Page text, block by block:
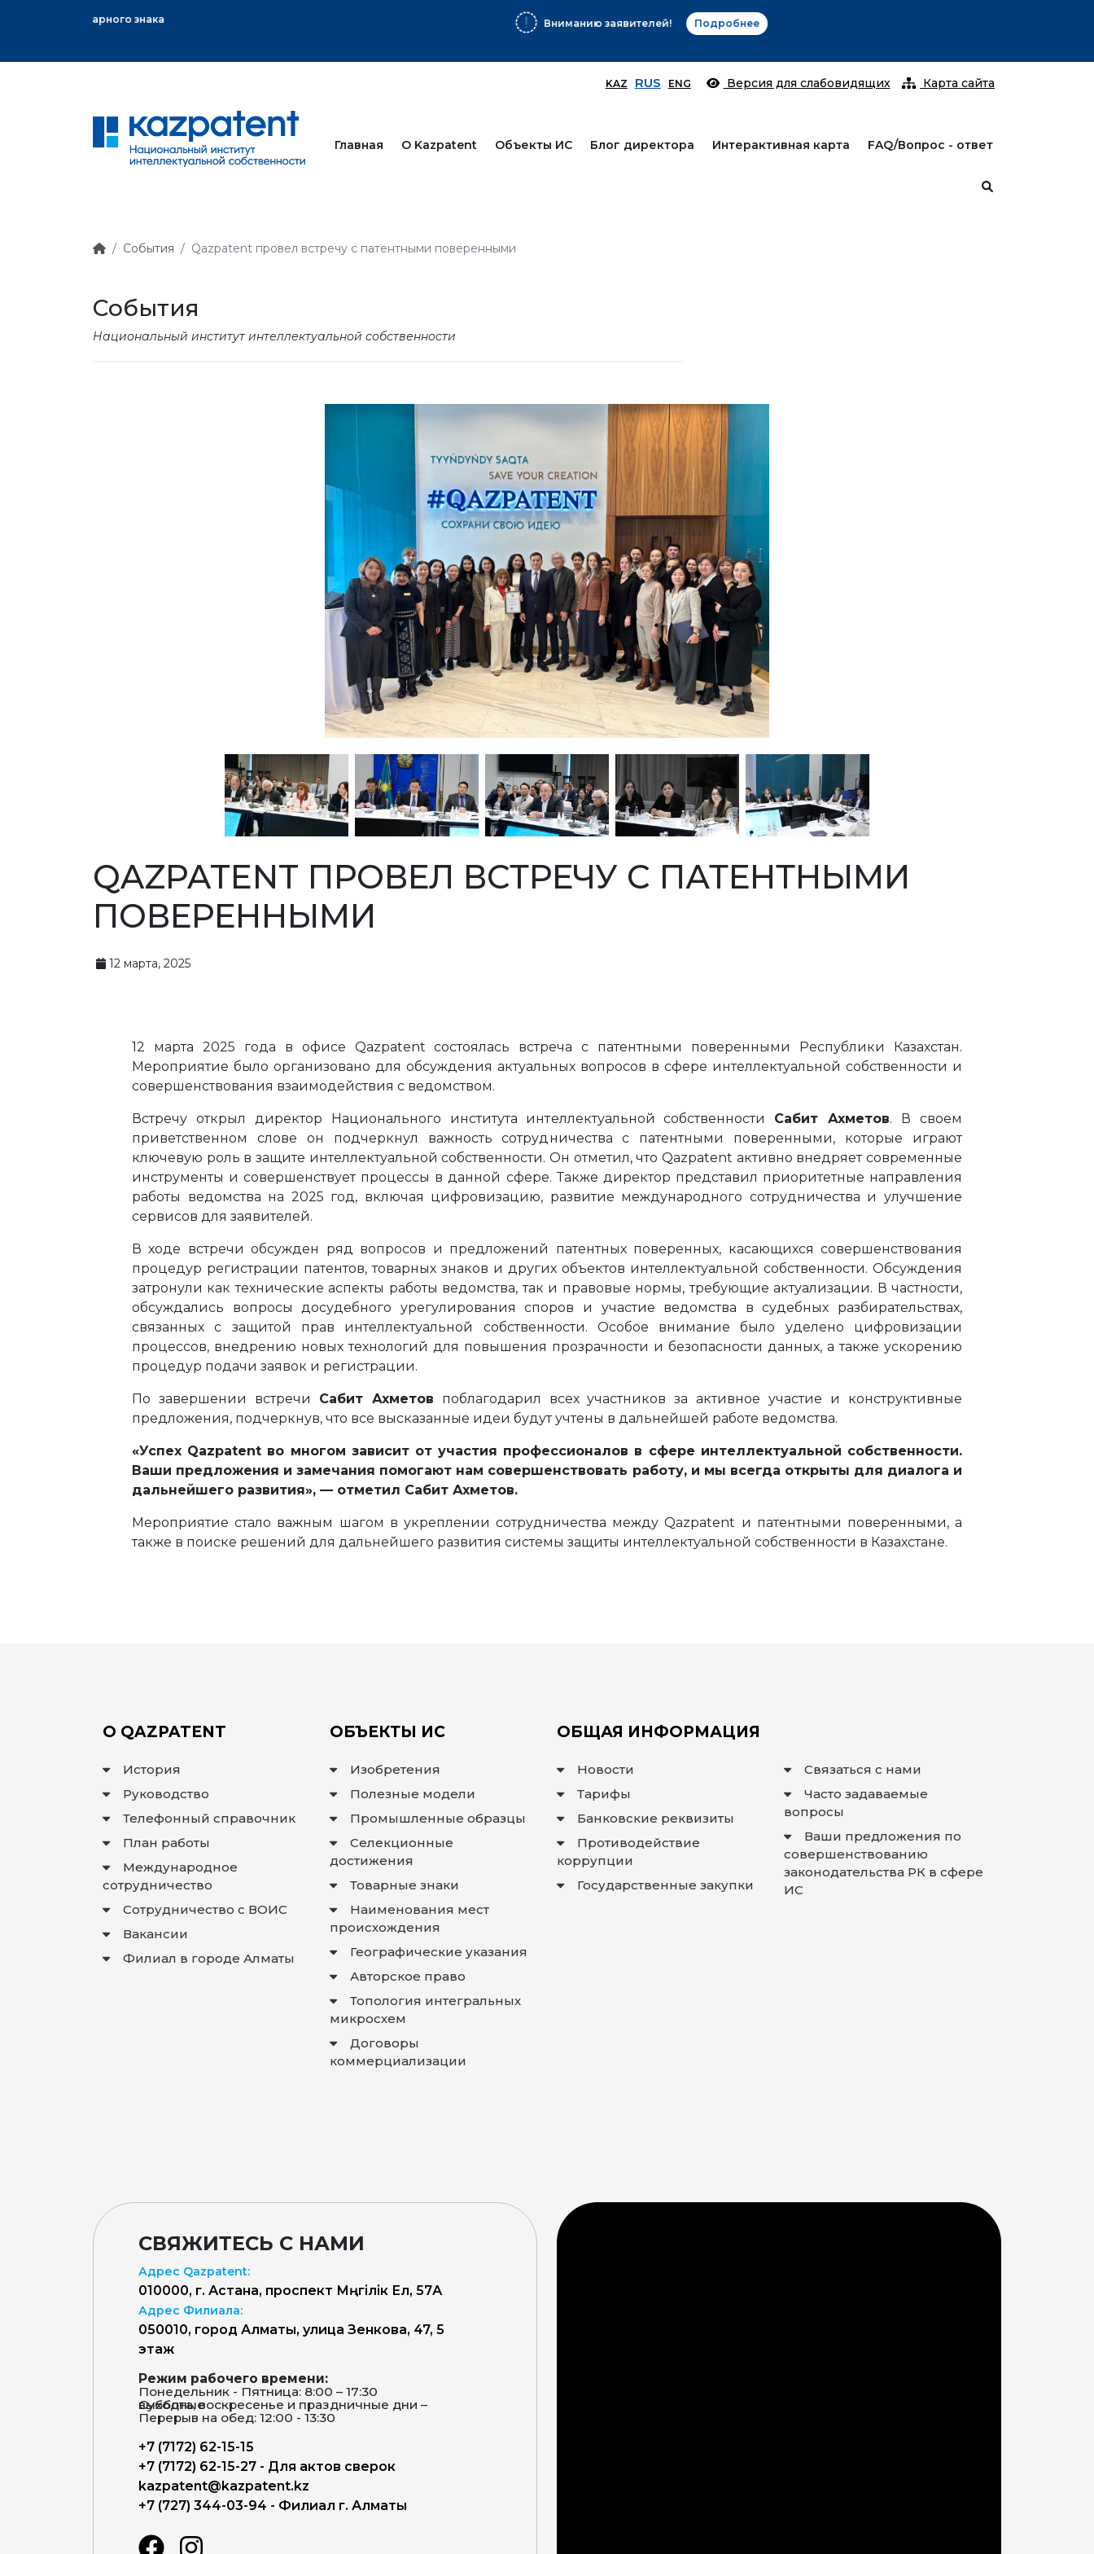
Вниманию заявителей! Подробнее
KAZ RUS ENG Версия для слабовидящих Карта сайта
Главная О Kazpatent Объекты ИС Блог директора Интерактивная карта FAQ/Вопрос - ответ
События Qazpatent провел встречу с патентными поверенными
События
Национальный институт интеллектуальной собственности
QAZPATENT ПРОВЕЛ ВСТРЕЧУ С ПАТЕНТНЫМИ
ПОВЕРЕННЫМИ
12 марта, 2025
12 марта 2025 года в офисе Qazpatent состоялась встреча с патентными поверенными Республики Казахстан.
Мероприятие было организовано для обсуждения актуальных вопросов в сфере интеллектуальной собственности и
совершенствования взаимодействия с ведомством.
Встречу открыл директор Национального института интеллектуальной собственности Сабит Ахметов. В своем
приветственном слове он подчеркнул важность сотрудничества с патентными поверенными, которые играют
ключевую роль в защите интеллектуальной собственности. Он отметил, что Qazpatent активно внедряет современные
инструменты и совершенствует процессы в данной сфере. Также директор представил приоритетные направления
работы ведомства на 2025 год, включая цифровизацию, развитие международного сотрудничества и улучшение
сервисов для заявителей.
В ходе встречи обсужден ряд вопросов и предложений патентных поверенных, касающихся совершенствования
процедур регистрации патентов, товарных знаков и других объектов интеллектуальной собственности. Обсуждения
затронули как технические аспекты работы ведомства, так и правовые нормы, требующие актуализации. В частности,
обсуждались вопросы досудебного урегулирования споров и участие ведомства в судебных разбирательствах,
связанных с защитой прав интеллектуальной собственности. Особое внимание было уделено цифровизации
процессов, внедрению новых технологий для повышения прозрачности и безопасности данных, а также ускорению
процедур подачи заявок и регистрации.
По завершении встречи Сабит Ахметов поблагодарил всех участников за активное участие и конструктивные
предложения, подчеркнув, что все высказанные идеи будут учтены в дальнейшей работе ведомства.
«Успех Qazpatent во многом зависит от участия профессионалов в сфере интеллектуальной собственности.
Ваши предложения и замечания помогают нам совершенствовать работу, и мы всегда открыты для диалога и
дальнейшего развития», — отметил Сабит Ахметов.
Мероприятие стало важным шагом в укреплении сотрудничества между Qazpatent и патентными поверенными, а
также в поиске решений для дальнейшего развития системы защиты интеллектуальной собственности в Казахстане.
О QAZPATENT
История
Руководство
Телефонный справочник
План работы
Международное
сотрудничество
Сотрудничество с ВОИС
Вакансии
Филиал в городе Алматы
ОБЪЕКТЫ ИС
Изобретения
Полезные модели
Промышленные образцы
Селекционные
достижения
Товарные знаки
Наименования мест
происхождения
Географические указания
Авторское право
Топология интегральных
микросхем
Договоры
коммерциализации
ОБЩАЯ ИНФОРМАЦИЯ
Новости
Тарифы
Банковские реквизиты
Противодействие
коррупции
Государственные закупки
Связаться с нами
Часто задаваемые
вопросы
Ваши предложения по
совершенствованию
законодательства РК в сфере
ИС
СВЯЖИТЕСЬ С НАМИ
Адрес Qazpatent:
010000, г. Астана, проспект Мәңгілік Ел, 57А
Адрес Филиала:
050010, город Алматы, улица Зенкова, 47, 5
этаж
Режим рабочего времени:
Понедельник - Пятница: 8:00 – 17:30
Суббота, воскресенье и праздничные дни – выходные
Перерыв на обед: 12:00 - 13:30
+7 (7172) 62-15-15
+7 (7172) 62-15-27 - Для актов сверок
kazpatent@kazpatent.kz
+7 (727) 344-03-94 - Филиал г. Алматы